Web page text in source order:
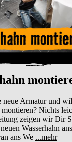
neue Armatur und
montieren? Nichts
zeigen wir Dir
Wasserhahn
ans We ...mehr